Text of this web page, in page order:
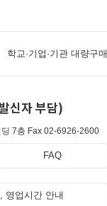
학교·기업·기관 대량구매
신자 부담)
7층 Fax 02-6926-2600
FAQ
영업시간 안내